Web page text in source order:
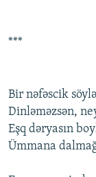
***
Bir nəfəscik
Dinləməzsən,
Eşq dəryasın
Ümmana